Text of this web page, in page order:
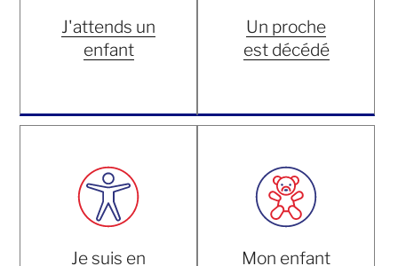
J'attends un
enfant
Un proche
est décédé
Je suis en
Mon enfant